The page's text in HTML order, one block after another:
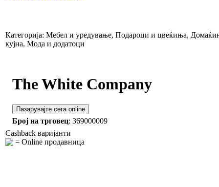
Категорија: Мебел и уредување, Подароци и цвеќиња,
кујна, Мода и додатоци
The White Company
Пазарувајте сега online
Број на трговец: 369000009
Cashback варијанти
= Online продавница